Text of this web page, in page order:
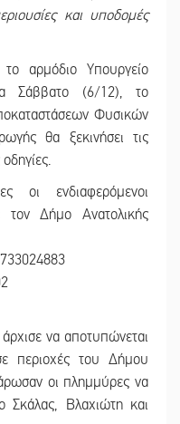
και υποδομές
αρμόδιο Υπουργείο
Σάββατο (6/12), το
Φυσικών
θα ξεκινήσει τις
οι ενδιαφερόμενοι
Δήμο Ανατολικής
να αποτυπώνεται
περιοχές του Δήμου
οι πλημμύρες να
Σκάλας, Βλαχιώτη και